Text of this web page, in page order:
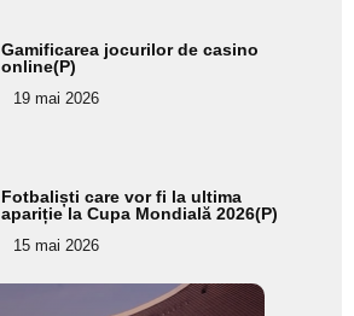
Gamificarea jocurilor de casino
online(P)
19 mai 2026
Fotbaliști care vor fi la ultima
apariție la Cupa Mondială 2026(P)
15 mai 2026